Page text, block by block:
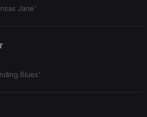
Jane'
Blues'